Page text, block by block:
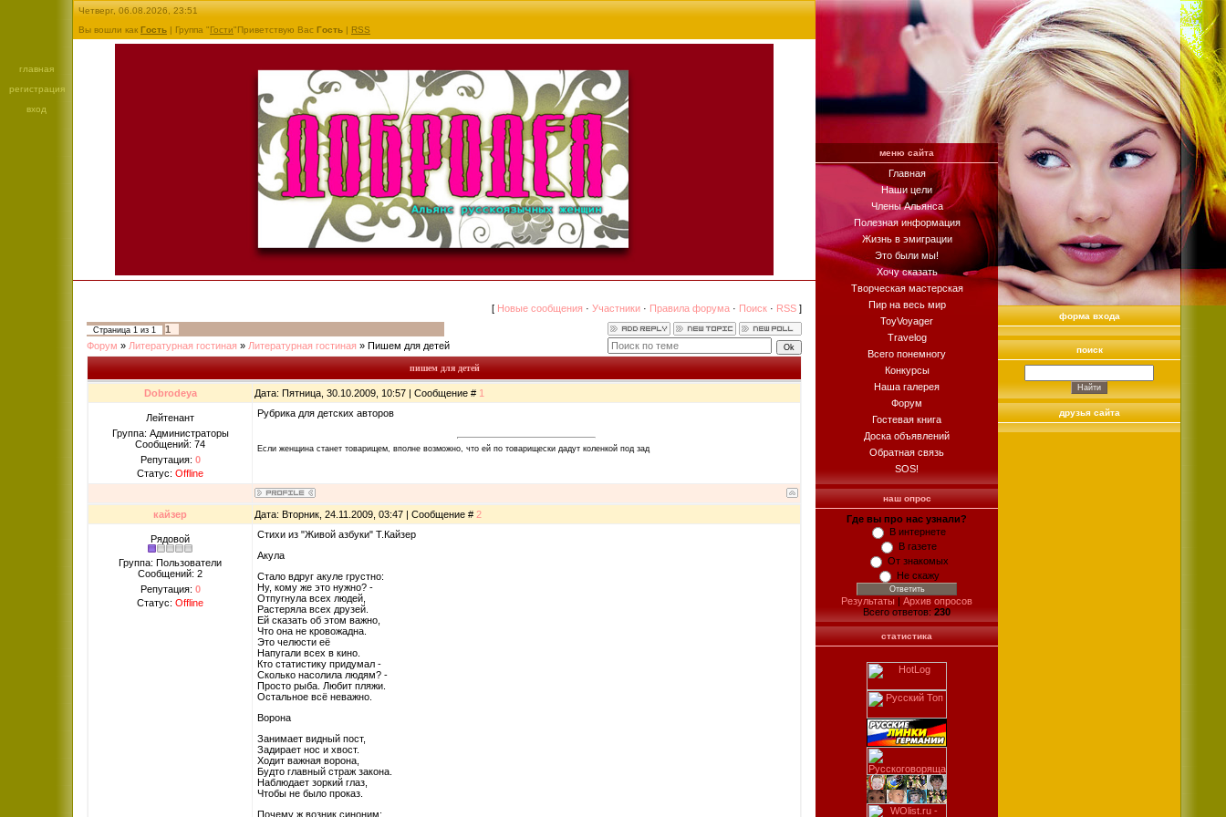
главная
регистрация
вход
Четверг, 06.08.2026, 23:51
Вы вошли как Гость | Группа "Гости"Приветствую Вас Гость | RSS
[ Новые сообщения · Участники · Правила форума · Поиск · RSS ]
Страница 1 из 1
1
Форум » Литературная гостиная » Литературная гостиная » Пишем для детей
пишем для детей
Dobrodeya Дата: Пятница, 30.10.2009, 10:57 | Сообщение # 1
Лейтенант
Группа: Администраторы
Сообщений: 74
Репутация: 0
Статус: Offline
Рубрика для детских авторов
Если женщина станет товарищем, вполне возможно, что ей по товарищески дадут коленкой под зад
кайзер Дата: Вторник, 24.11.2009, 03:47 | Сообщение # 2
Рядовой
Группа: Пользователи
Сообщений: 2
Репутация: 0
Статус: Offline
Стихи из "Живой азбуки" Т.Кайзер
Акула
Стало вдруг акуле грустно:
Ну, кому же это нужно? -
Отпугнула всех людей,
Растеряла всех друзей.
Ей сказать об этом важно,
Что она не кровожадна.
Это челюсти её
Напугали всех в кино.
Кто статистику придумал -
Сколько насолила людям? -
Просто рыба. Любит пляжи.
Остальное всё неважно.
Ворона
Занимает видный пост,
Задирает нос и хвост.
Ходит важная ворона,
Будто главный страж закона.
Наблюдает зоркий глаз,
Чтобы не было проказ.
Почему ж возник синоним:
меню сайта
Главная
Наши цели
Члены Альянса
Полезная информация
Жизнь в эмиграции
Это были мы!
Хочу сказать
Творческая мастерская
Пир на весь мир
ToyVoyager
Travelog
Всего понемногу
Конкурсы
Наша галерея
Форум
Гостевая книга
Доска объявлений
Обратная связь
SOS!
наш опрос
Где вы про нас узнали?
В интернете
В газете
От знакомых
Не скажу
Результаты | Архив опросов
Всего ответов: 230
статистика
форма входа
поиск
друзья сайта